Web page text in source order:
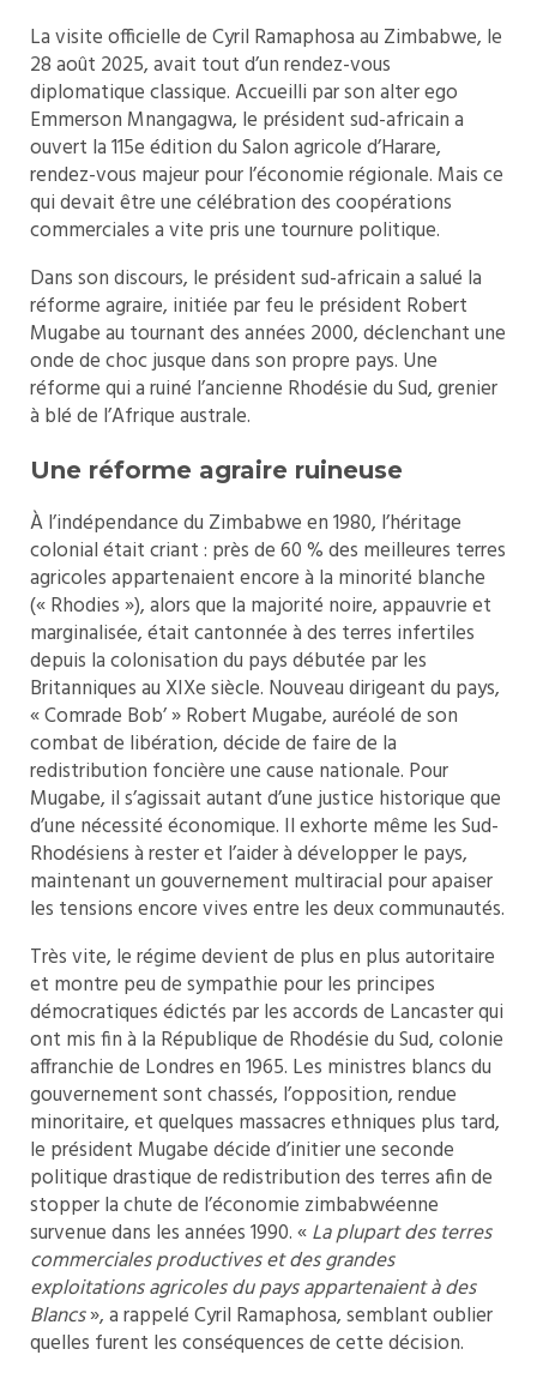
La visite officielle de Cyril Ramaphosa au Zimbabwe, le
28 août 2025, avait tout d’un rendez-vous
diplomatique classique. Accueilli par son alter ego
Emmerson Mnangagwa, le président sud-africain a
ouvert la 115e édition du Salon agricole d’Harare,
rendez-vous majeur pour l’économie régionale. Mais ce
qui devait être une célébration des coopérations
commerciales a vite pris une tournure politique.
Dans son discours, le président sud-africain a salué la
réforme agraire, initiée par feu le président Robert
Mugabe au tournant des années 2000, déclenchant une
onde de choc jusque dans son propre pays. Une
réforme qui a ruiné l’ancienne Rhodésie du Sud, grenier
à blé de l’Afrique australe.
Une réforme agraire ruineuse
À l’indépendance du Zimbabwe en 1980, l’héritage
colonial était criant : près de 60 % des meilleures terres
agricoles appartenaient encore à la minorité blanche
(« Rhodies »), alors que la majorité noire, appauvrie et
marginalisée, était cantonnée à des terres infertiles
depuis la colonisation du pays débutée par les
Britanniques au XIXe siècle. Nouveau dirigeant du pays,
« Comrade Bob’ » Robert Mugabe, auréolé de son
combat de libération, décide de faire de la
redistribution foncière une cause nationale. Pour
Mugabe, il s’agissait autant d’une justice historique que
d’une nécessité économique. Il exhorte même les Sud-
Rhodésiens à rester et l’aider à développer le pays,
maintenant un gouvernement multiracial pour apaiser
les tensions encore vives entre les deux communautés.
Très vite, le régime devient de plus en plus autoritaire
et montre peu de sympathie pour les principes
démocratiques édictés par les accords de Lancaster qui
ont mis fin à la République de Rhodésie du Sud, colonie
affranchie de Londres en 1965. Les ministres blancs du
gouvernement sont chassés, l’opposition, rendue
minoritaire, et quelques massacres ethniques plus tard,
le président Mugabe décide d’initier une seconde
politique drastique de redistribution des terres afin de
stopper la chute de l’économie zimbabwéenne
survenue dans les années 1990. «La plupart des terres
commerciales productives et des grandes
exploitations agricoles du pays appartenaient à des
Blancs», a rappelé Cyril Ramaphosa, semblant oublier
quelles furent les conséquences de cette décision.